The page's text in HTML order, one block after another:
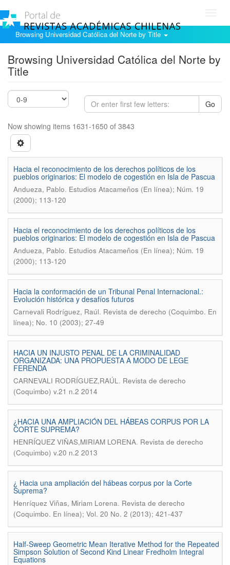
Browsing Universidad Católica del Norte by Title
Browsing Universidad Católica del Norte by
Title
Go
Now showing items 1631-1650 of 3843
Hacia el reconocimiento de los derechos políticos de los
pueblos originarios: El modelo de cogestión en Isla de Pascua
Andueza, Pablo. Estudios Atacameños (En línea); Núm. 19
(2000); 113-120
Hacia el reconocimiento de los derechos políticos de los
pueblos originarios: El modelo de cogestión en Isla de Pascua
Andueza, Pablo. Estudios Atacameños (En línea); Núm. 19
(2000); 113-120
Hacia la conformación de un Tribunal Penal Internacional.:
Evolución histórica y desafíos futuros
Carnevali Rodríguez, Raúl. Revista de derecho (Coquimbo. En
línea); No. 10 (2003); 27-49
HACIA UN INJUSTO PENAL DE LA CRIMINALIDAD
ORGANIZADA: UNA PROPUESTA A MODO DE LEGE
FERENDA
CARNEVALI RODRÍGUEZ,RAÚL. Revista de derecho
(Coquimbo) v.21 n.2 2014
¿HACIA UNA AMPLIACIÓN DEL HÁBEAS CORPUS POR LA
CORTE SUPREMA?
HENRÍQUEZ VIÑAS,MIRIAM LORENA. Revista de derecho
(Coquimbo) v.20 n.2 2013
¿ Hacia una ampliación del hábeas corpus por la Corte
Suprema?
Henríquez Viñas, Miriam Lorena. Revista de derecho
(Coquimbo. En línea); Vol. 20 No. 2 (2013); 421-437
Half-Sweep Geometric Mean Iterative Method for the Repeated
Simpson Solution of Second Kind Linear Fredholm Integral
Equations